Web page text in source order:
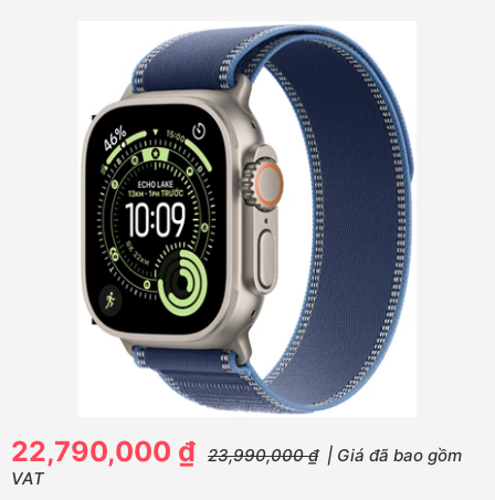
22,790,000 ₫ 23,990,000 ₫ | Giá đã bao gồm
VAT